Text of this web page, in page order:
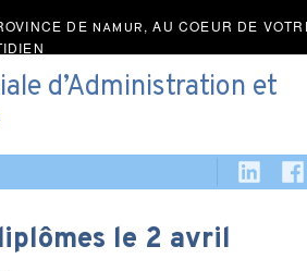
DE NAMUR, AU COEUR DE
d’Administration et
le 2 avril